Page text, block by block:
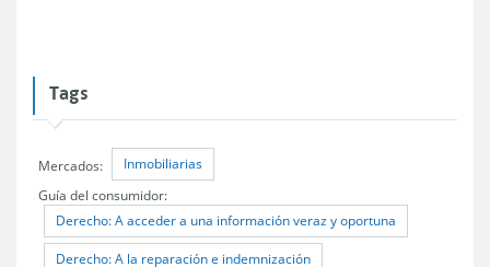
Tags
Mercados: Inmobiliarias
Guía del consumidor:
Derecho: A acceder a una información veraz y oportuna
Derecho: A la reparación e indemnización